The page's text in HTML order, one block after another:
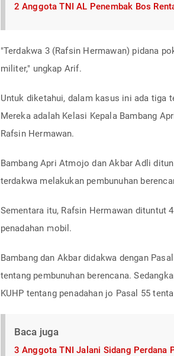
2 Anggota TNI AL Penembak Bos
"Terdakwa 3 (Rafsin Hermawan) pidana
militer," ungkap Arif.
Untuk diketahui, dalam kasus ini ada tiga
Mereka adalah Kelasi Kepala Bambang
Rafsin Hermawan.
Bambang Apri Atmojo dan Akbar Adli
terdakwa melakukan pembunuhan
Sementara itu, Rafsin Hermawan dituntut
penadahan mobil.
Bambang dan Akbar didakwa dengan
tentang pembunuhan berencana.
KUHP tentang penadahan jo Pasal 55
Baca juga
3 Anggota TNI Jalani Sidang Perdana